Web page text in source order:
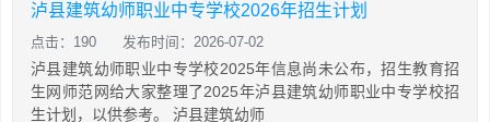
泸县建筑幼师职业中专学校2026年招生计划
点击：190 发布时间：2026-07-02
泸县建筑幼师职业中专学校2025年信息尚未公布，招生教育招
生网师范网给大家整理了2025年泸县建筑幼师职业中专学校招
生计划，以供参考。 泸县建筑幼师